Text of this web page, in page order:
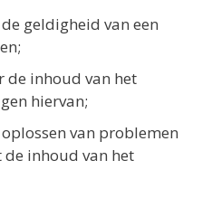
geldigheid van een
de inhoud van het
hiervan;
van problemen
inhoud van het